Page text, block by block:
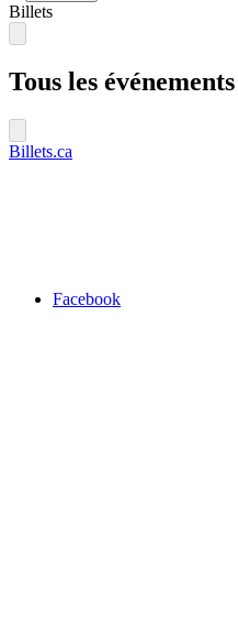
Billets
Tous les événements
Billets.ca
Facebook